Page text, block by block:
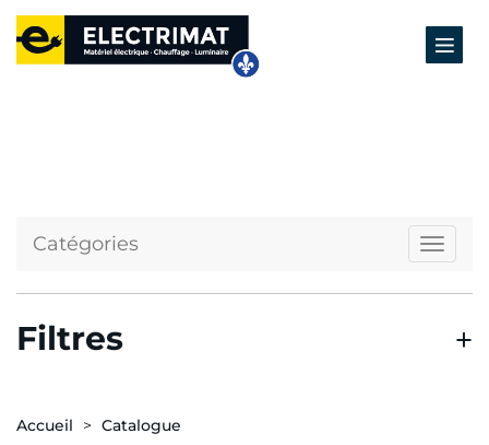
Catégories
Filtres
Accueil Catalogue